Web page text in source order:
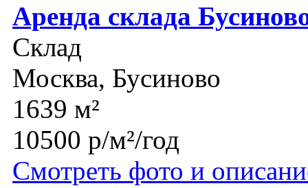
Аренда склада
Склад
Москва, Бусиново
1639 м²
10500 р/м²/год
Смотреть фото и